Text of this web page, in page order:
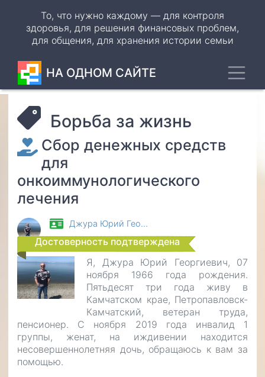
основному
содержанию
То, что нужно каждому — для контроля
здоровья, для решения финансовых проблем,
для общения, для хранения истории семьи
НА ОДНОМ САЙТЕ
Борьба за жизнь
Сбор денежных средств
для
онкоиммунологического
лечения
Джура Юрий Гео…
Достоверность подтверждена
Я, Джура Юрий Георгиевич, 07
ноября 1966 года рождения.
Пятьдесят три года живу в
Камчатском крае, Петропавловск-
Камчатский, ветеран труда,
пенсионер. С ноября 2019 года инвалид 1
группы, женат, на иждивении находится
несовершеннолетняя дочь, обращаюсь к вам за
помощью.